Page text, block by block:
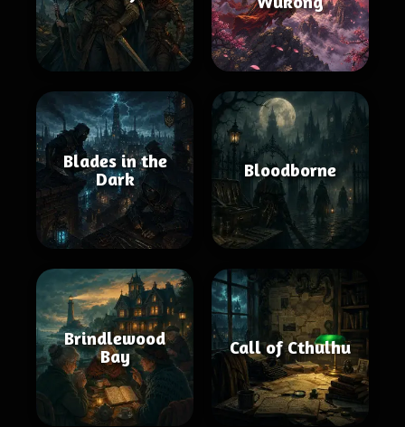
Blades in the
Dark
Bloodborne
Brindlewood
Bay
Call of Cthulhu